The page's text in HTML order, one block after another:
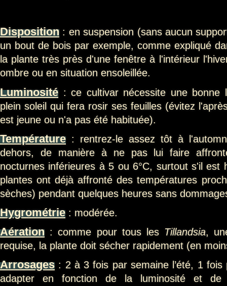
Disposition : en suspension (sans aucun
un bout de bois par exemple, comme expliqué
la plante très près d'une fenêtre à l'intérieur
ombre ou en situation ensoleillée.
Luminosité : ce cultivar nécessite une bonne
plein soleil qui fera rosir ses feuilles (évitez
est jeune ou n'a pas été habituée).
Température : rentrez-le assez tôt à
dehors, de manière à ne pas lui faire
nocturnes inférieures à 5 ou 6°C, surtout s'il est
plantes ont déjà affronté des températures
sèches) pendant quelques heures sans
Hygrométrie : modérée.
Aération : comme pour tous les Tillandsia,
requise, la plante doit sécher rapidement (en
Arrosages : 2 à 3 fois par semaine l’été, 1 fois
adapter en fonction de la luminosité et de